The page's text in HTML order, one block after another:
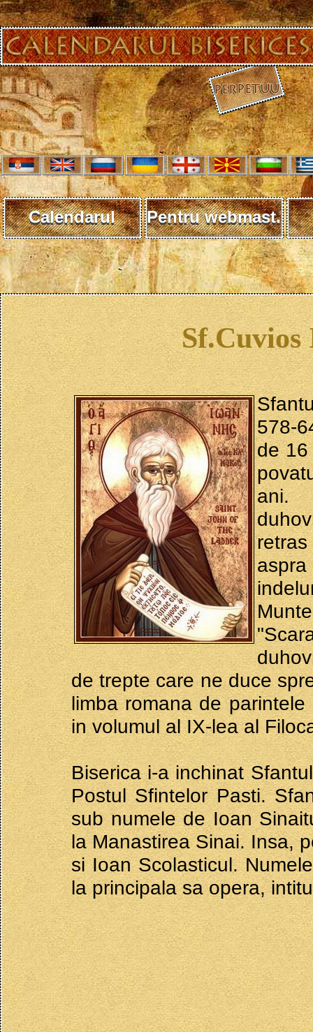
Calendarul Pentru webmast.
578-
de
ani.
de trepte care ne duce
limba romana de
in volumul al IX-lea al
Biserica i-a inchinat
Postul Sfintelor Pasti.
sub numele de Ioan
la Manastirea Sinai. Insa,
si Ioan Scolasticul.
la principala sa opera,